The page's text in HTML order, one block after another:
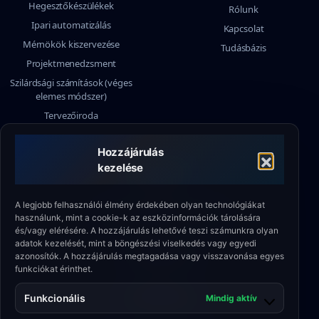
Hozzájárulás
kezelése
A legjobb felhasználói élmény érdekében olyan technológiákat
használunk, mint a cookie-k az eszközinformációk tárolására
és/vagy elérésére. A hozzájárulás lehetővé teszi számunkra olyan
adatok kezelését, mint a böngészési viselkedés vagy egyedi
azonosítók. A hozzájárulás megtagadása vagy visszavonása egyes
funkciókat érinthet.
Funkcionális Mindig aktív
Hegesztőkészülékek
Ipari automatizálás
Mérnökök kiszervezése
Projektmenedzsment
Szilárdsági számítások (véges
elemes módszer)
Tervezőiroda
Rólunk
Kapcsolat
Tudásbázis
KAPCSOLAT
KÖZPONT
ul. Milionowa 4b, 93-102 Łódź
TÁMOGATÁS
+48 790 336 664
E-MAIL